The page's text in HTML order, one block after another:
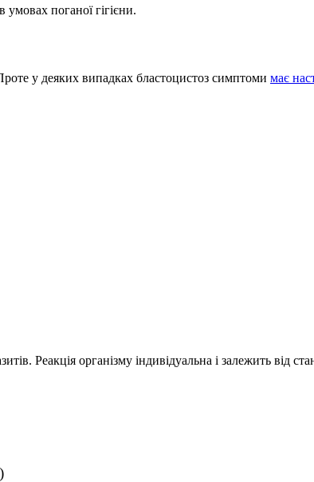
поганої гігієни.
у деяких випадках бластоцистоз симптоми має
Реакція організму індивідуальна і залежить від